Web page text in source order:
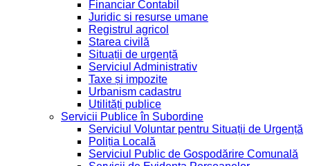
Financiar Contabil
Juridic si resurse umane
Registrul agricol
Starea civilă
Situații de urgență
Serviciul Administrativ
Taxe și impozite
Urbanism cadastru
Utilități publice
Servicii Publice în Subordine
Serviciul Voluntar pentru Situații de Urgență
Poliția Locală
Serviciul Public de Gospodărire Comunală